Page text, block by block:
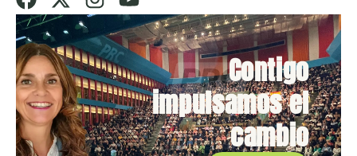
Contigo
impulsamos el
cambio